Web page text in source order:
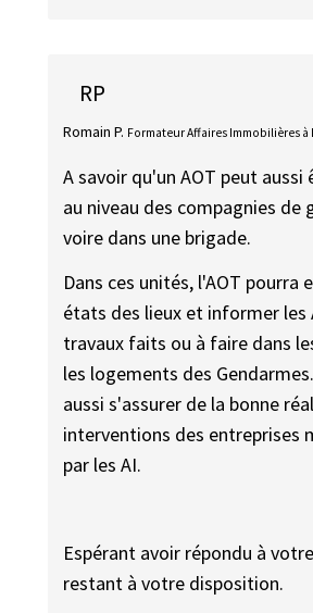
RP
Romain P. Formateur Affaires Immobilières à
A savoir qu'un AOT peut
au niveau des compagnies de
voire dans une brigade.
Dans ces unités, l'AOT pourra
états des lieux et informer les
travaux faits ou à faire dans
les logements des
aussi s'assurer de la bonne
interventions des entreprises
par les AI.
Espérant avoir répondu à
restant à votre disposition.